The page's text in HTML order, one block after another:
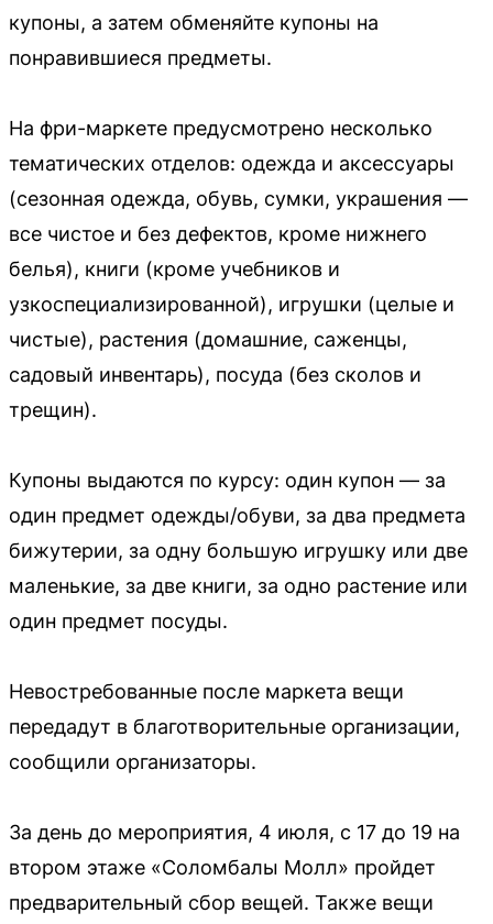
купоны, а затем обменяйте купоны на
понравившиеся предметы.
На фри-маркете предусмотрено несколько
тематических отделов: одежда и аксессуары
(сезонная одежда, обувь, сумки, украшения —
все чистое и без дефектов, кроме нижнего
белья), книги (кроме учебников и
узкоспециализированной), игрушки (целые и
чистые), растения (домашние, саженцы,
садовый инвентарь), посуда (без сколов и
трещин).
Купоны выдаются по курсу: один купон — за
один предмет одежды/обуви, за два предмета
бижутерии, за одну большую игрушку или две
маленькие, за две книги, за одно растение или
один предмет посуды.
Невостребованные после маркета вещи
передадут в благотворительные организации,
сообщили организаторы.
За день до мероприятия, 4 июля, с 17 до 19 на
втором этаже «Соломбалы Молл» пройдет
предварительный сбор вещей. Также вещи